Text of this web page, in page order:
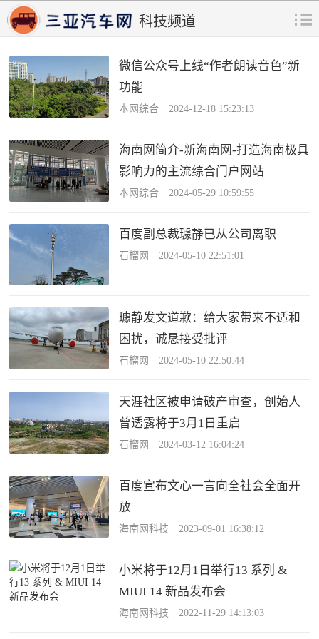
科技频道
微信公众号上线“作者朗读音色”新
功能
本网综合 2024-12-18 15:23:13
海南网简介-新海南网-打造海南极具
影响力的主流综合门户网站
本网综合 2024-05-29 10:59:55
百度副总裁璩静已从公司离职
石榴网 2024-05-10 22:51:01
璩静发文道歉：给大家带来不适和
困扰，诚恳接受批评
石榴网 2024-05-10 22:50:44
天涯社区被申请破产审查，创始人
曾透露将于3月1日重启
石榴网 2024-03-12 16:04:24
百度宣布文心一言向全社会全面开
放
海南网科技 2023-09-01 16:38:12
小米将于12月1日举行13 系列 &
MIUI 14 新品发布会
海南网科技 2022-11-29 14:13:03